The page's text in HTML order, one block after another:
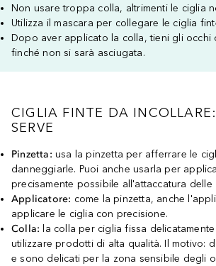
Non usare troppa colla, altrimenti le ciglia
Utilizza il mascara per collegare le ciglia
Dopo aver applicato la colla, tieni gli occhi
finché non si sarà asciugata.
CIGLIA FINTE DA
SERVE
Pinzetta: usa la pinzetta per afferrare le
danneggiarle. Puoi anche usarla per
precisamente possibile all'attaccatura delle
Applicatore: come la pinzetta, anche
applicare le ciglia con precisione.
Colla: la colla per ciglia fissa
utilizzare prodotti di alta qualità. Il motivo:
e sono delicati per la zona sensibile degli